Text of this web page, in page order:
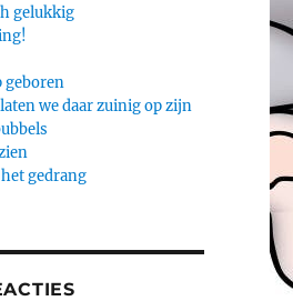
gelukkig
geboren
we daar zuinig op zijn
gedrang